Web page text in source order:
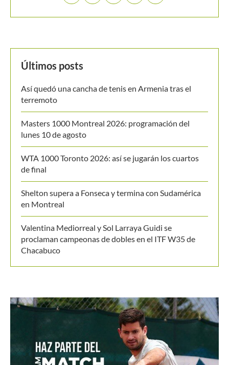
Buscar
MANTENTE EN CONTACTO
Últimos posts
Así quedó una cancha de tenis en Armenia tras el
terremoto
Masters 1000 Montreal 2026: programación del
WTA 1000 Toronto 2026: así se jugarán los cuartos
de final
Shelton supera a Fonseca y termina con Sudamérica
en Montreal